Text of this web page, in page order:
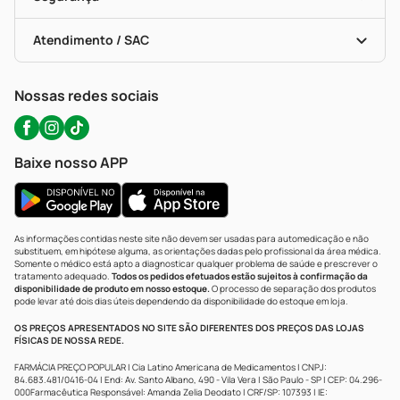
Troca E Devolução
Bulas De A A Z
Políticas De Marketplace
Testes Rápidos
Autoteste Covid-19
Certificado De Segurança
Portal Da Privacidade
Atendimento / SAC
WhatsApp (47) 9202-1687
Nossas redes sociais
Baixe nosso APP
As informações contidas neste site não devem ser usadas para automedicação e não
substituem, em hipótese alguma, as orientações dadas pelo profissional da área médica.
Somente o médico está apto a diagnosticar qualquer problema de saúde e prescrever o
tratamento adequado. Todos os pedidos efetuados estão sujeitos à confirmação da
disponibilidade de produto em nosso estoque.O processo de separação dos produtos
pode levar até dois dias úteis dependendo da disponibilidade do estoque em loja.
OS PREÇOS APRESENTADOS NO SITE SÃO DIFERENTES DOS PREÇOS DAS LOJAS
FÍSICAS DE NOSSA REDE.
FARMÁCIA PREÇO POPULAR | Cia Latino Americana de Medicamentos | CNPJ:
84.683.481/0416-04 | End: Av. Santo Albano, 490 - Vila Vera | São Paulo - SP | CEP: 04.296-
000Farmacêutica Responsável: Amanda Zelia Deodato | CRF/SP: 107393 | IE: